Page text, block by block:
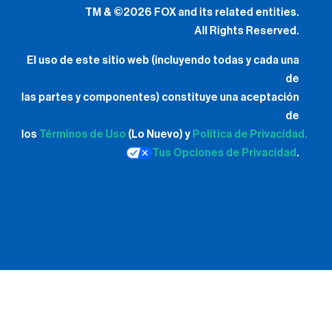
TM & ©2026 FOX and its related entities.
All Rights Reserved.
El uso de este sitio web (incluyendo todas y cada una
de
las partes y componentes) constituye una aceptación
de
los Términos de Uso (Lo Nuevo) y Política de Privacidad.
Tus Opciones de Privacidad .